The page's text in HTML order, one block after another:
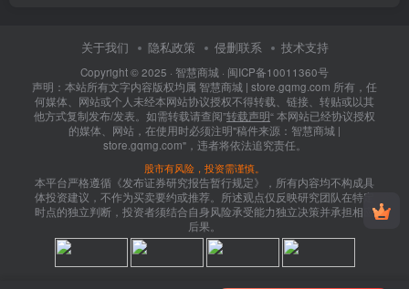
关于我们 隐私政策 侵删联系 技术支持
Copyright © 2025 · 智慧商城 · 闽ICP备10011360号
声明：本站所有文字内容版权均属 智慧商城 | store.gqmg.com 所有，任
何媒体、网站或个人未经本网站协议授权不得转载、链接、转贴或以其
他方式复制发布/发表。如需转载请查阅”转载声明“ 本网站已经协议授权
的媒体、网站，在使用时必须注明"稿件来源：智慧商城 |
store.gqmg.com"，违者将依法追究责任。
股市有风险，投资需谨慎。
本平台严格遵循《发布证券研究报告暂行规定》，所有内容均不构成具
体投资建议，不作为买卖要约或推荐。所述观点仅反映研究团队在特定
时点的独立判断，投资者须结合自身风险承受能力独立决策并承担相应
后果。